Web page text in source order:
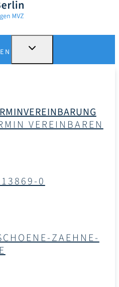
UNTERMENÜ
VEREINBAREN
0
ZAEHNE-